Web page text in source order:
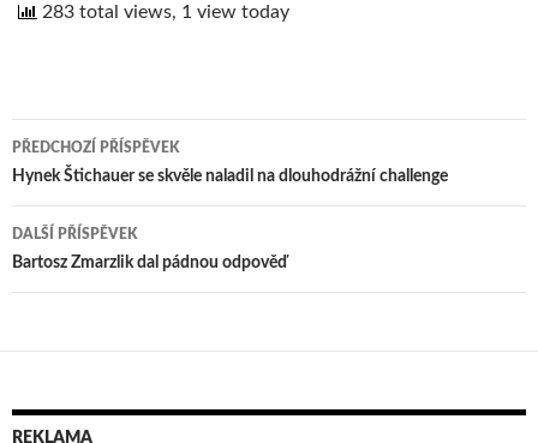
283 total views, 1 view today
Navigace
pro
příspěvek
PŘEDCHOZÍ PŘÍSPĚVEK
Hynek Štichauer se skvěle naladil na dlouhodrážní challenge
DALŠÍ PŘÍSPĚVEK
Bartosz Zmarzlik dal pádnou odpověď
REKLAMA